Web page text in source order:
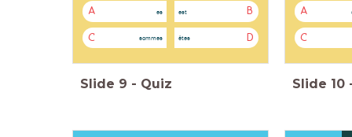
A es B
est
C sommes D
êtes
Slide 9 - Quiz
A
C
Slide 10